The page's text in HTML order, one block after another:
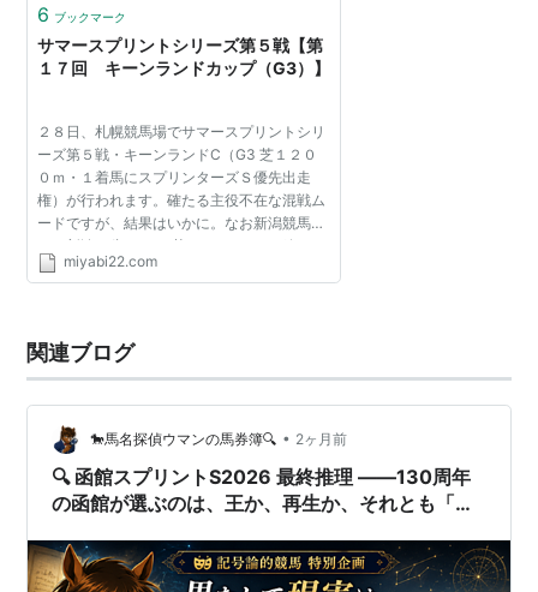
得点
得 点 12 6 5 4 3
GIII競
走
1
着
2
着
3
着
4
着
5
着
6着以下、中止、取消、除
外
得点 10 5
年度別チャンピオン
実施
チャンピ
オン
獲得
ポイ
ント
函館ス
プリン
トS
アイ
ビス
SD
念
ランド
C
トウ
年
トウショ
ウ
イン
ト
走
走
6 ブックマーク
サマースプリントシリーズ第５戦【第
１７回 キーンランドカップ（G3）】
２８日、札幌競馬場でサマースプリントシリ
ーズ第５戦・キーンランドC（G3 芝１２０
０ｍ・１着馬にスプリンターズＳ優先出走
権）が行われます。確たる主役不在な混戦ム
ードですが、結果はいかに。なお新潟競馬場
では新潟２歳S（G3 芝１６００ｍ）が行われ
ます。かなりの混戦模様ですが、いちおうの
miyabi22.com
関連ブログ
🐎馬名探偵ウマンの馬券簿🔍 • 2ヶ月前
🔍 函館スプリントS2026 最終推理 ――130周年
の函館が選ぶのは、王か、再生か、それとも「土